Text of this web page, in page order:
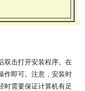
双击打开安装程序。在
作即可。注意，安装时
时需要保证计算机有足